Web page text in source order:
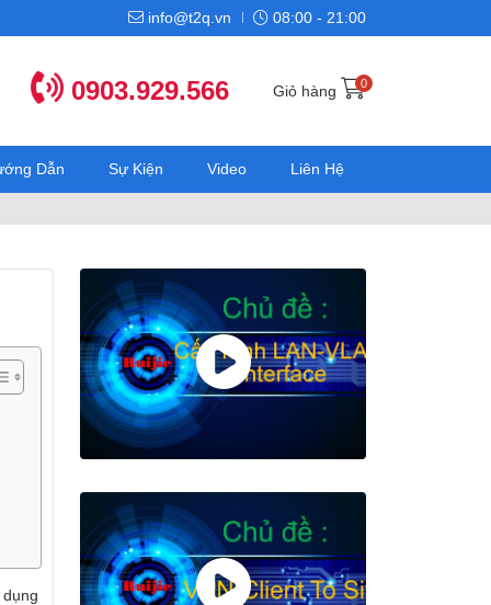
info@t2q.vn 08:00 - 21:00
0903.929.566 Giỏ hàng 0
Dẫn Sự Kiện Video Liên Hệ